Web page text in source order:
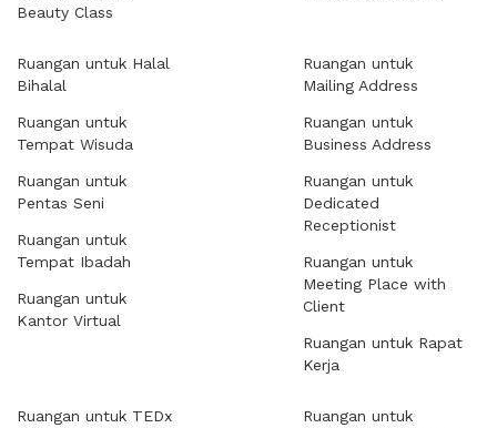
Beauty Class
Ruangan untuk Halal
Bihalal
Ruangan untuk
Tempat Wisuda
Ruangan untuk
Pentas Seni
Ruangan untuk
Tempat Ibadah
Ruangan untuk
Kantor Virtual
Ruangan untuk
Mailing Address
Ruangan untuk
Business Address
Ruangan untuk
Dedicated
Receptionist
Ruangan untuk
Meeting Place with
Client
Ruangan untuk Rapat
Kerja
Ruangan untuk TEDx
Ruangan untuk